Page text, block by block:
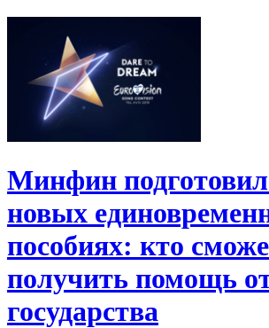
Минфин
новых
пособиях: кто
получить помощь
государства